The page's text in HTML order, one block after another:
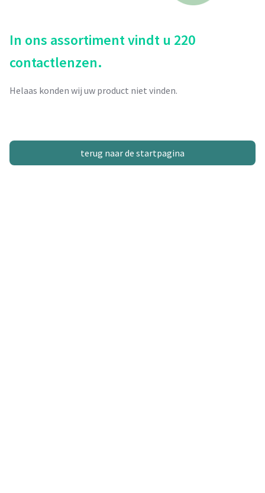
In ons assortiment vindt u 220
contactlenzen.
Helaas konden wij uw product niet vinden.
terug naar de startpagina